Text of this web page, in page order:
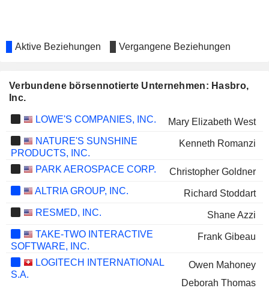
Aktive Beziehungen Vergangene Beziehungen
Verbundene börsennotierte Unternehmen: Hasbro,
Inc.
LOWE'S COMPANIES, INC.
Mary Elizabeth West
NATURE'S SUNSHINE
PRODUCTS, INC.
Kenneth Romanzi
PARK AEROSPACE CORP.
Christopher Goldner
ALTRIA GROUP, INC.
Richard Stoddart
RESMED, INC.
Shane Azzi
TAKE-TWO INTERACTIVE
SOFTWARE, INC.
Frank Gibeau
LOGITECH INTERNATIONAL
S.A.
Owen Mahoney
Deborah Thomas